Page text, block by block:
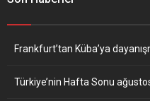
Frankfurt’tan Küba’ya
Türkiye’nin Hafta Sonu